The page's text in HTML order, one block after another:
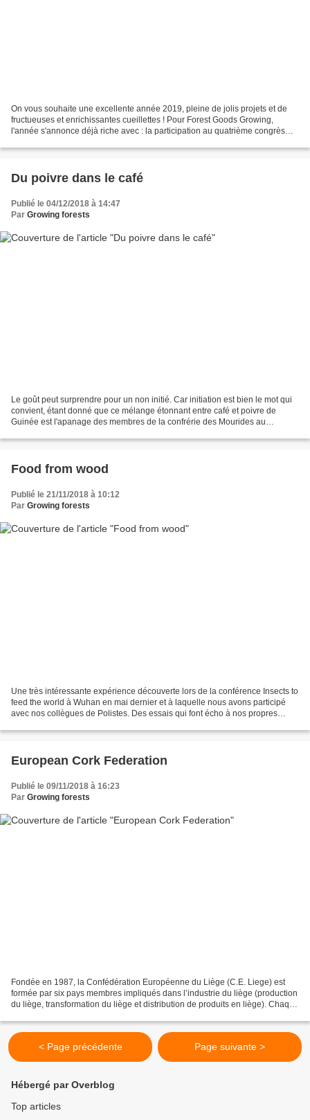
On vous souhaite une excellente année 2019, pleine de jolis projets et de
fructueuses et enrichissantes cueillettes ! Pour Forest Goods Growing,
l'année s'annonce déjà riche avec : la participation au quatrième congrès
Du poivre dans le café
Publié le 04/12/2018 à 14:47
Par Growing forests
Le goût peut surprendre pour un non initié. Car initiation est bien le mot qui
convient, étant donné que ce mélange étonnant entre café et poivre de
Guinée est l'apanage des membres de la confrérie des Mourides au
Food from wood
Publié le 21/11/2018 à 10:12
Par Growing forests
Une très intéressante expérience découverte lors de la conférence Insects to
feed the world à Wuhan en mai dernier et à laquelle nous avons participé
avec nos collègues de Polistes. Des essais qui font écho à nos propres
European Cork Federation
Publié le 09/11/2018 à 16:23
Par Growing forests
Fondée en 1987, la Confédération Européenne du Liège (C.E. Liege) est
formée par six pays membres impliqués dans l’industrie du liège (production
du liège, transformation du liège et distribution de produits en liège). Chaque
< Page précédente Page suivante >
Hébergé par Overblog
Top articles